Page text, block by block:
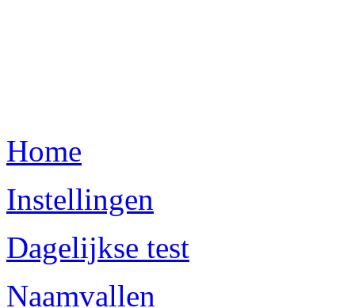
Home
Instellingen
Dagelijkse test
Naamvallen